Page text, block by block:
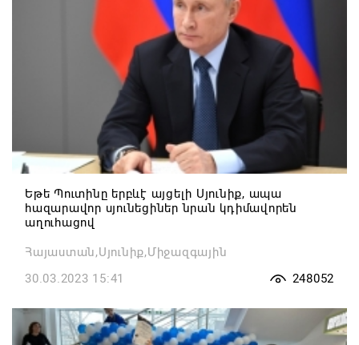
Եթե Պուտինը երբևէ այցելի Սյունիք, ապա
հազարավոր սյունեցիներ նրան կդիմավորեն
աղուհացով
Հայաստան,Սյունիք,Միջազգային
30.03.2023 15:41
248052